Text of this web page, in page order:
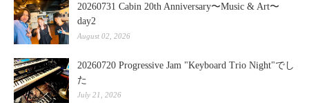
20260731 Cabin 20th Anniversary〜Music & Art〜
day2
August 02, 2026
20260720 Progressive Jam "Keyboard Trio Night"でし
た
July 21, 2026